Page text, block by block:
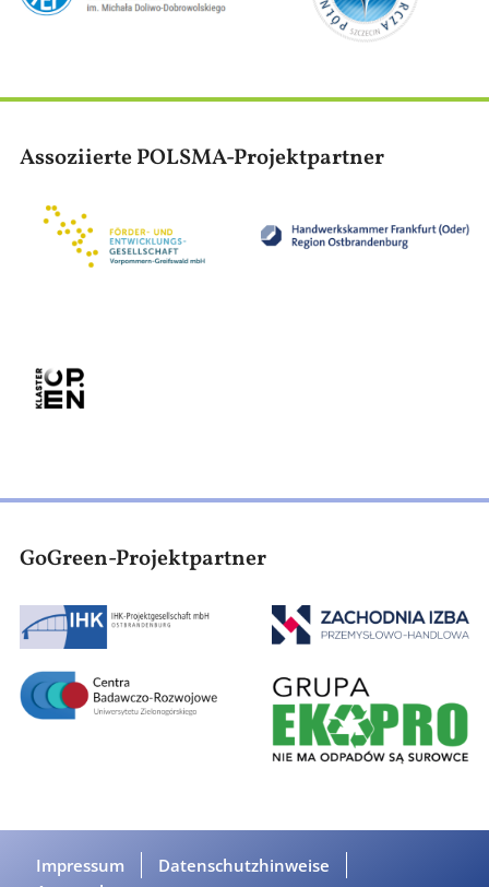
Assoziierte POLSMA-Projektpartner
GoGreen-Projektpartner
Bild Bild
Bild Bild
Fußzeile
Impressum
Datenschutzhinweise